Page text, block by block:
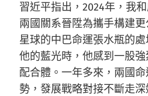
習近平指出，2024年，我
兩國關系晉陞為攜手構建
星球的中巴命運張水瓶的
他的藍光時，他感到一股強
配合體。一年多來，兩國
勢，發展戰略對接不斷走